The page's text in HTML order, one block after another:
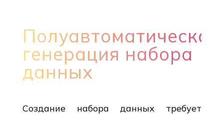
Полуавтоматическая
генерация набора
данных
Создание набора данных требует